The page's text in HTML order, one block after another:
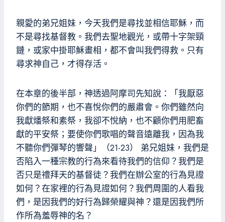
親愛的弟兄姐妹，今天我們是尋找並相信耶穌，而
不是尋找基督教。我們去聖地觀光，或帶十字架頸
鏈，或家中掛耶穌畫相，都不會叫我們得救。只有
尋求神自己，才得存活。
在本章的後半部，神透過阿摩司先知說：「我厭惡
你們的節期，也不喜悅你們的嚴肅會。你們雖然向
我獻燔祭和素祭，我卻不悅納，也不顧你們用肥畜
獻的平安祭；要使你們歌唱的聲音遠離我，因為我
不聽你們彈琴的響聲」（21-23） 弟兄姐妹，我們是
否陷入一種宗教的行為來看待我們的信仰？我們是
否只是禮拜天的基督徒？我們在辦公室的行為見證
如何？在家裡的行為見證如何？我們周圍的人看我
們，是因我們的好行為歸榮耀與神？還是因我們所
作所為羞辱神的名？